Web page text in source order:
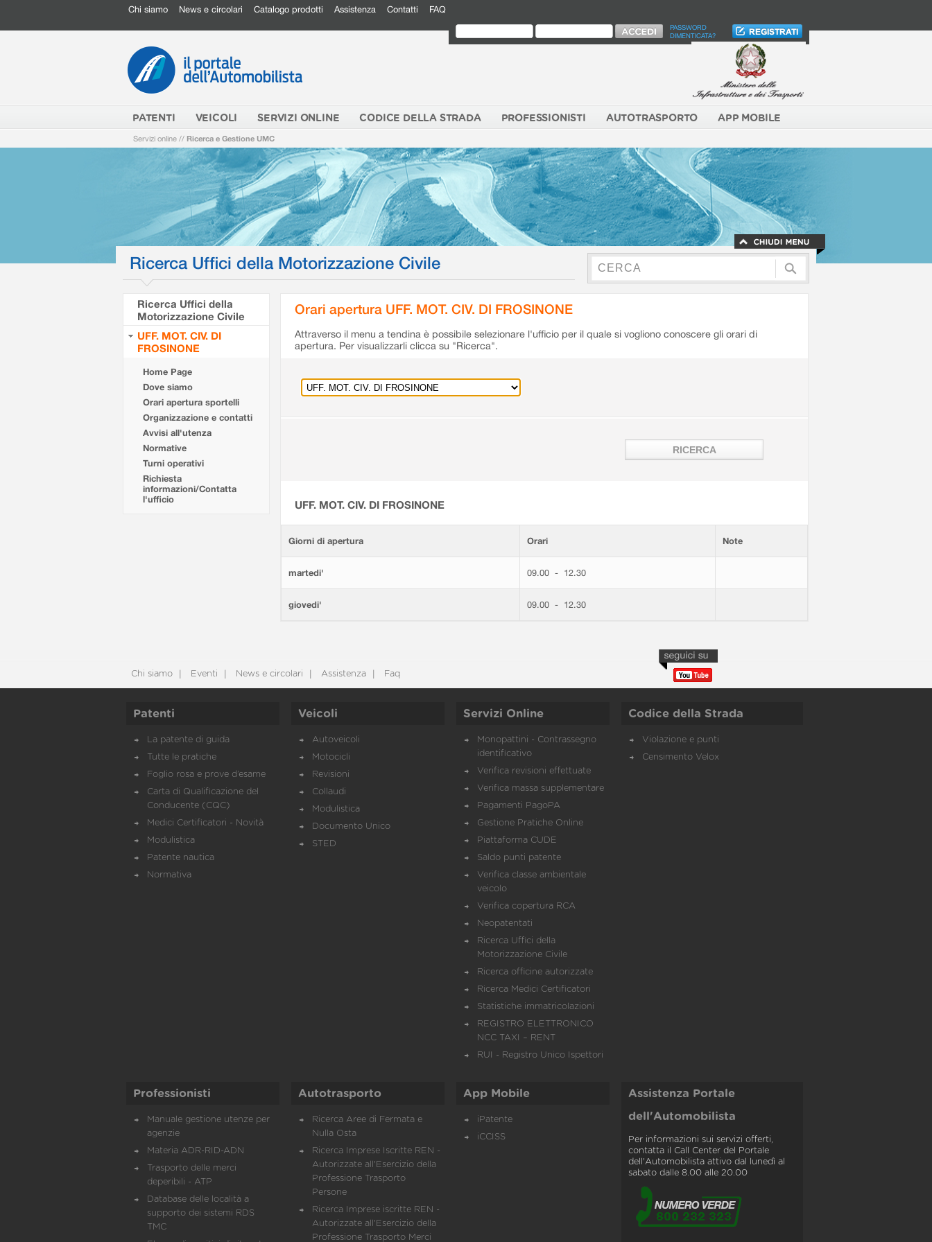
Chi siamo News e circolari Catalogo prodotti Assistenza Contatti FAQ
PASSWORD
DIMENTICATA?
PATENTI VEICOLI SERVIZI ONLINE CODICE DELLA STRADA PROFESSIONISTI AUTOTRASPORTO APP MOBILE
Servizi online // Ricerca e Gestione UMC
Ricerca Uffici della Motorizzazione Civile
Ricerca Uffici della
Motorizzazione Civile
UFF. MOT. CIV. DI
FROSINONE
Home Page
Dove siamo
Orari apertura sportelli
Organizzazione e contatti
Avvisi all'utenza
Normative
Turni operativi
Richiesta
informazioni/Contatta
l'ufficio
Orari apertura UFF. MOT. CIV. DI FROSINONE
Attraverso il menu a tendina è possibile selezionare l'ufficio per il quale si vogliono conoscere gli orari di
apertura. Per visualizzarli clicca su "Ricerca".
UFF. MOT. CIV. DI FROSINONE
Giorni di apertura Orari Note
martedi' 09.00 - 12.30
giovedi' 09.00 - 12.30
Chi siamo Eventi News e circolari Assistenza Faq
Patenti
La patente di guida
Tutte le pratiche
Foglio rosa e prove d’esame
Carta di Qualificazione del
Conducente (CQC)
Medici Certificatori - Novità
Modulistica
Patente nautica
Normativa
Veicoli
Autoveicoli
Motocicli
Revisioni
Collaudi
Modulistica
Documento Unico
STED
Servizi Online
Monopattini - Contrassegno
identificativo
Verifica revisioni effettuate
Verifica massa supplementare
Pagamenti PagoPA
Gestione Pratiche Online
Piattaforma CUDE
Saldo punti patente
Verifica classe ambientale
veicolo
Verifica copertura RCA
Neopatentati
Ricerca Uffici della
Motorizzazione Civile
Ricerca officine autorizzate
Ricerca Medici Certificatori
Statistiche immatricolazioni
REGISTRO ELETTRONICO
NCC TAXI – RENT
RUI - Registro Unico Ispettori
Codice della Strada
Violazione e punti
Censimento Velox
Professionisti
Manuale gestione utenze per
agenzie
Materia ADR-RID-ADN
Trasporto delle merci
deperibili - ATP
Database delle località a
supporto dei sistemi RDS
TMC
Autotrasporto
Ricerca Aree di Fermata e
Nulla Osta
Ricerca Imprese Iscritte REN -
Autorizzate all'Esercizio della
Professione Trasporto
Persone
Ricerca Imprese iscritte REN -
Autorizzate all'Esercizio della
Professione Trasporto Merci
App Mobile
iPatente
iCCISS
Assistenza Portale
dell'Automobilista
Per informazioni sui servizi offerti,
contatta il Call Center del Portale
dell'Automobilista attivo dal lunedì al
sabato dalle 8.00 alle 20.00